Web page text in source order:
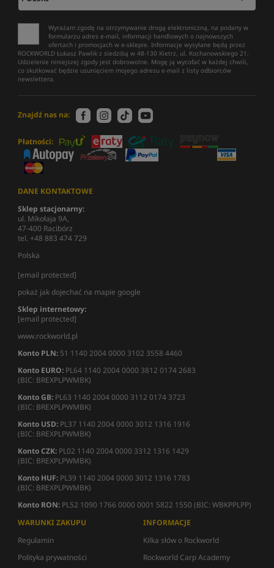
Wyrażam zgodę na otrzymywanie drogą elektroniczną, na podany w
formularzu adres e-mail, informacji handlowych o najnowszych
ofertach i promocjach w e-sklepie. Informacje wysyłane będą przez
ROCKWORLD Łukasz Pawlik z siedzibą w 48-130 Kietrz, ul. Kochanowskiego 21.
Udzielenie niniejszej zgody jest dobrowolne. Mogę ją wycofać w każdej chwili,
co skutkować będzie usunięciem mojego adresu e-mail z listy odbiorców
newslettera.
Znajdź nas na:
Płatności:
DANE KONTAKTOWE
Sklep stacjonarny:
ul. Mikołaja 9A,
47-400 Racibórz
tel. +48 883 474 729
Polska
[email protected]
pokaż jak dojechać na mapie google
Sklep internetowy:
[email protected]
www.rockworld.pl
Konto PLN: 51 1140 2004 0000 3102 3558 4460
Konto EURO: PL64 1140 2004 0000 3812 0174 2683
(BIC: BREXPLPWMBK)
Konto GB: PL63 1140 2004 0000 3112 0174 3723
(BIC: BREXPLPWMBK)
Konto USD: PL37 1140 2004 0000 3012 1316 1916
(BIC: BREXPLPWMBK)
Konto CZK: PL02 1140 2004 0000 3312 1316 1429
(BIC: BREXPLPWMBK)
Konto HUF: PL39 1140 2004 0000 3012 1316 1783
(BIC: BREXPLPWMBK)
Konto RON: PL52 1090 1766 0000 0001 5822 1550 (BIC: WBKPPLPP)
WARUNKI ZAKUPU
Regulamin
Polityka prywatności
INFORMACJE
Kilka słów o Rockworld
Rockworld Carp Academy